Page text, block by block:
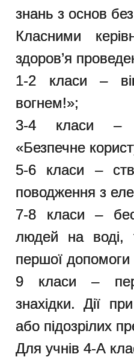
знань з основ
Класними
здоров’я
1-2 класи –
вогнем!»;
3-4 класи –
«Безпечне
5-6 класи –
поводження з
7-8 класи –
людей на воді,
першої
9 класи –
знахідки. Дії
або підозрілих
Для учнів 4-А